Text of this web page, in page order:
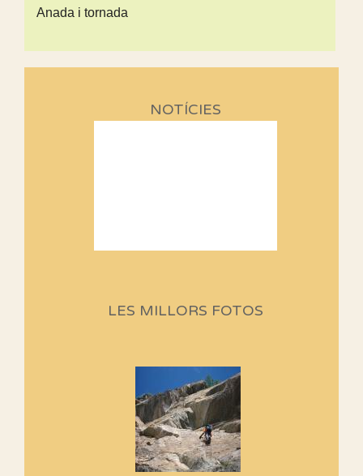
Anada i tornada
NOTÍCIES
Aquí teniu la primera part de la
Si no podem caminar, alguna
cosa hem de fer...
Els Centpeus signen el
Manifest a favor dels Camins
LES MILLORS FOTOS